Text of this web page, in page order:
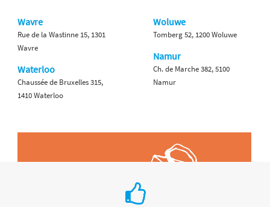
Wavre
Rue de la Wastinne 15, 1301
Wavre
Waterloo
Chaussée de Bruxelles 315,
1410 Waterloo
Woluwe
Tomberg 52, 1200 Woluwe
Namur
Ch. de Marche 382, 5100
Namur